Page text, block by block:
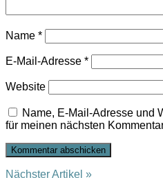
Name *
E-Mail-Adresse *
Website
Name, E-Mail-Adresse und
für meinen nächsten
Nächster Artikel »